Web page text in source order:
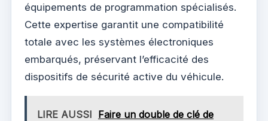
équipements de programmation spécialisés.
Cette expertise garantit une compatibilité
totale avec les systèmes électroniques
embarqués, préservant l’efficacité des
dispositifs de sécurité active du véhicule.
LIRE AUSSI Faire un double de clé de